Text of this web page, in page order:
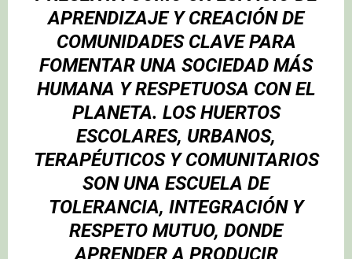
APRENDIZAJE Y CREACIÓN DE
COMUNIDADES CLAVE PARA
FOMENTAR UNA SOCIEDAD MÁS
HUMANA Y RESPETUOSA CON EL
PLANETA. LOS HUERTOS
ESCOLARES, URBANOS,
TERAPÉUTICOS Y COMUNITARIOS
SON UNA ESCUELA DE
TOLERANCIA, INTEGRACIÓN Y
RESPETO MUTUO, DONDE
APRENDER A PRODUCIR